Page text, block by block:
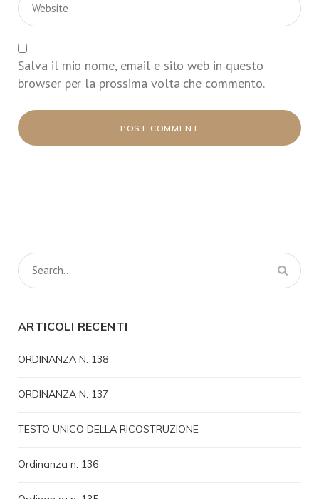
Salva il mio nome, email e sito web in questo
browser per la prossima volta che commento.
ARTICOLI RECENTI
ORDINANZA N. 138
ORDINANZA N. 137
TESTO UNICO DELLA RICOSTRUZIONE
Ordinanza n. 136